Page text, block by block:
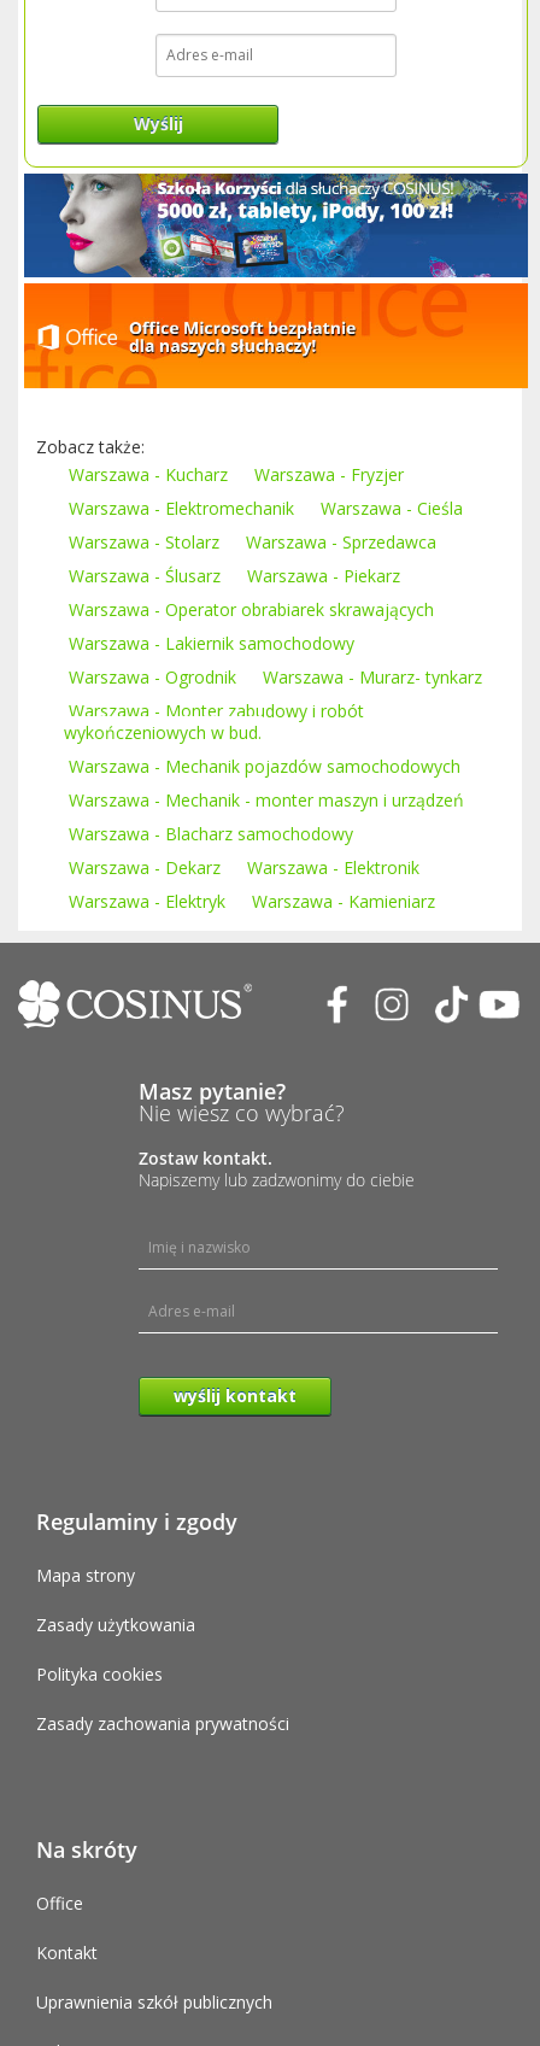
Wyślij
Zobacz także:
Warszawa - Kucharz
Warszawa - Fryzjer
Warszawa - Elektromechanik
Warszawa - Cieśla
Warszawa - Stolarz
Warszawa - Sprzedawca
Warszawa - Ślusarz
Warszawa - Piekarz
Warszawa - Operator obrabiarek skrawających
Warszawa - Lakiernik samochodowy
Warszawa - Ogrodnik
Warszawa - Murarz- tynkarz
Warszawa - Monter zabudowy i robót
wykończeniowych w bud.
Warszawa - Mechanik pojazdów samochodowych
Warszawa - Mechanik - monter maszyn i urządzeń
Warszawa - Blacharz samochodowy
Warszawa - Dekarz
Warszawa - Elektronik
Warszawa - Elektryk
Warszawa - Kamieniarz
Masz pytanie?
Nie wiesz co wybrać?
Zostaw kontakt.
Napiszemy lub zadzwonimy do ciebie
wyślij kontakt
Regulaminy i zgody
Mapa strony
Zasady użytkowania
Polityka cookies
Zasady zachowania prywatności
Na skróty
Office
Kontakt
Uprawnienia szkół publicznych